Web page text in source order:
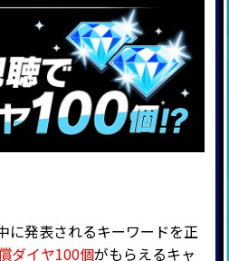
に発表されるキーワードを正
ダイヤ100個がもらえるキャ